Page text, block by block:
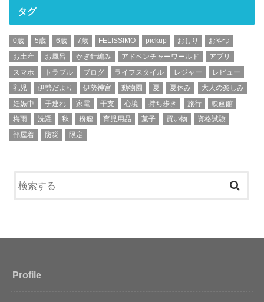
タグ
0歳 5歳 6歳 7歳 FELISSIMO pickup おしり
おやつ
お土産
お風呂 かぎ針編み アドベンチャーワールド
アプリ
スマホ
トラブル ブログ ライフスタイル レジャー
レビュー
乳児
伊勢だより 伊勢神宮 動物園 夏 夏休み
大人の楽しみ
妊娠中
子連れ 家電 干支 心境 持ち歩き 旅行
映画館
梅雨
洗濯 秋 粉瘤 育児用品 菓子 買い物
資格試験
部屋着
防災 限定
Profile